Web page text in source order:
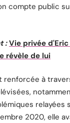
compte public
:Vie privée
révèle de lui
renforcée à
relayées
2020, elle